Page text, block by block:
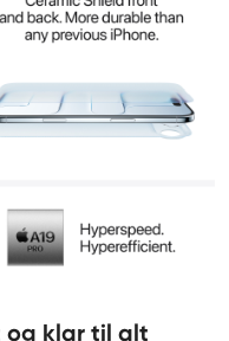
og klar til alt